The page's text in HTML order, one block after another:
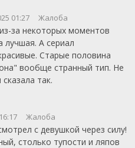
01:27 Жалоба
за некоторых моментов
лучшая. А сериал
Старые половина
вообще странный тип. Не
так.
Жалоба
с девушкой через силу!
столько тупости и ляпов